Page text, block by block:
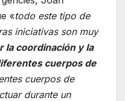
«todo este tipo de
iniciativas son muy
la coordinación y la
cuerpos de
cuerpos de
durante un